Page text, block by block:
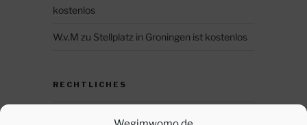
kostenlos
W.v.M zu Stellplatz in Groningen ist kostenlos
RECHTLICHES